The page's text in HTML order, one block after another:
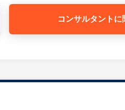
総務庶務
経験豊かな方にジョインしていた
コンサルタントに